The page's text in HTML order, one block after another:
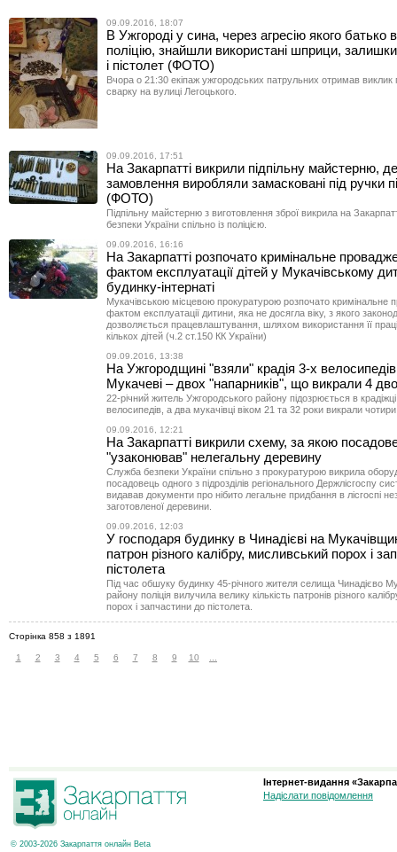
09.09.2016, 18:07
В Ужгороді у сина, через агресію якого батько
поліцію, знайшли використані шприци, залишки
і пістолет (ФОТО)
Вчора о 21:30 екіпаж ужгородських патрульних отримав виклик
сварку на вулиці Легоцького.
09.09.2016, 17:51
На Закарпатті викрили підпільну майстерню,
замовлення виробляли замасковані під ручки
(ФОТО)
Підпільну майстерню з виготовлення зброї викрила на
безпеки України спільно із поліцією.
09.09.2016, 16:16
На Закарпатті розпочато кримінальне
фактом експлуатації дітей у Мукачівському
будинку-інтернаті
Мукачівською місцевою прокуратурою розпочато кримінальне
фактом експлуатації дитини, яка не досягла віку, з якого
дозволяється працевлаштування, шляхом використання її
кількох дітей (ч.2 ст.150 КК України)
09.09.2016, 13:38
На Ужгородщині "взяли" крадія 3-х
Мукачеві – двох "напарників", що викрали 4
22-річний житель Ужгородського району підозрюється в
велосипедів, а два мукачівці віком 21 та 32 роки викрали
09.09.2016, 12:21
На Закарпатті викрили схему, за якою
"узаконював" нелегальну деревину
Служба безпеки України спільно з прокуратурою викрила
посадовець одного з підрозділів регіонального Держлісгоспу
видавав документи про нібито легальне придбання в лісгоспі
заготовленої деревини.
09.09.2016, 12:03
У господаря будинку в Чинадієві на
патрон різного калібру, мисливський порох і
пістолета
Під час обшуку будинку 45-річного жителя селища Чинадієво
району поліція вилучила велику кількість патронів різного
порох і запчастини до пістолета.
Сторінка 858 з 1891
1 2 3 4 5 6 7 8 9 10
© 2003-2026 Закарпаття онлайн Beta
Інтернет-видання
Надіслати повідомлення